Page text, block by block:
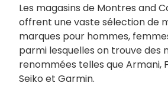
Les magasins de Montres and
offrent une vaste sélection de
marques pour hommes,
parmi lesquelles on trouve des
renommées telles que Armani,
Seiko et Garmin.